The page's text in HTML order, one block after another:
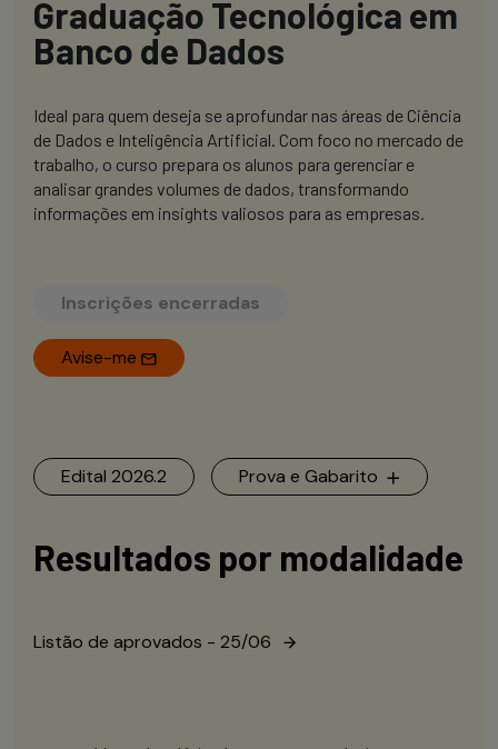
Graduação Tecnológica em
Banco de Dados
Ideal para quem deseja se aprofundar nas áreas de Ciência
de Dados e Inteligência Artificial. Com foco no mercado de
trabalho, o curso prepara os alunos para gerenciar e
analisar grandes volumes de dados, transformando
informações em insights valiosos para as empresas.
Inscrições encerradas
Avise-me
Edital 2026.2 Prova e Gabarito
Resultados por modalidade
Listão de aprovados - 25/06